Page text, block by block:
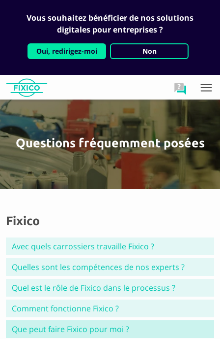
Vous souhaitez bénéficier de nos solutions
digitales pour entreprises ?
Oui, redirigez-moi Non
Questions fréquemment posées
Fixico
Avec quels carrossiers travaille Fixico ?
Quelles sont les compétences de nos experts ?
Quel est le rôle de Fixico dans le processus ?
Comment fonctionne Fixico ?
Que peut faire Fixico pour moi ?